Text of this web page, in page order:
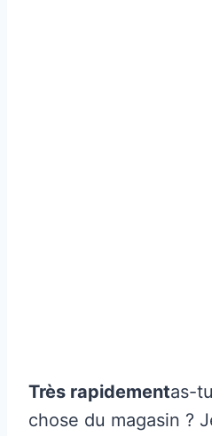
Très rapidementas-
chose du magasin ?